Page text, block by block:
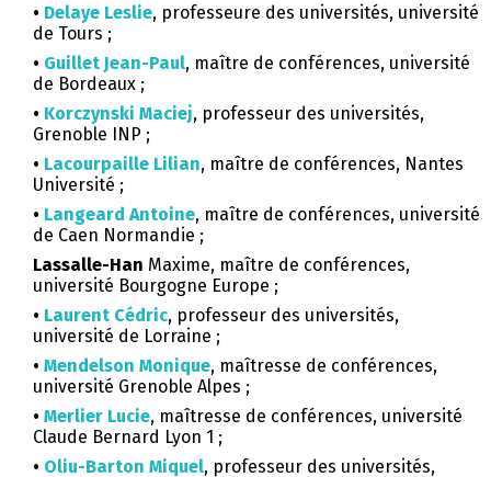
• Delaye Leslie, professeure des universités, université
de Tours ;
• Guillet Jean-Paul, maître de conférences, université
de Bordeaux ;
• Korczynski Maciej, professeur des universités,
Grenoble INP ;
• Lacourpaille Lilian, maître de conférences, Nantes
Université ;
• Langeard Antoine, maître de conférences, université
de Caen Normandie ;
Lassalle-Han Maxime, maître de conférences,
université Bourgogne Europe ;
• Laurent Cédric, professeur des universités,
université de Lorraine ;
• Mendelson Monique, maîtresse de conférences,
université Grenoble Alpes ;
• Merlier Lucie, maîtresse de conférences, université
Claude Bernard Lyon 1 ;
• Oliu-Barton Miquel, professeur des universités,